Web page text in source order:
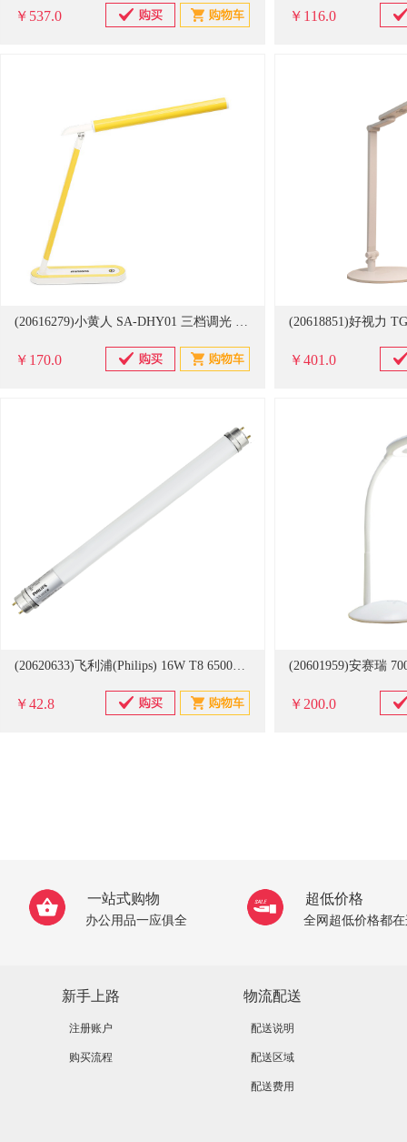
￥537.0 ￥116.0
(20616279)小黄人 SA-DHY01 三档调光 护眼灯(单位：个)
￥170.0 ￥401.0
(20620633)飞利浦(Philips) 16W T8 6500k单端 LED灯管(单位：根)
￥42.8 ￥200.0
一站式购物
办公用品一应俱全
超低价格
全网超低价格都
新手上路
注册账户
购买流程
物流配送
配送说明
配送区域
配送费用